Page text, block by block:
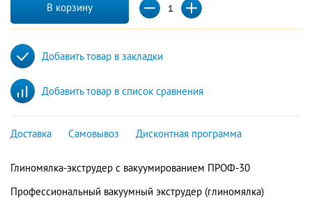
В корзину
Добавить товар в закладки
Добавить товар в список сравнения
Доставка Самовывоз Дисконтная программа
Глиномялка-экструдер с вакуумированием ПРОФ-30
Профессиональный вакуумный экструдер (глиномялка)